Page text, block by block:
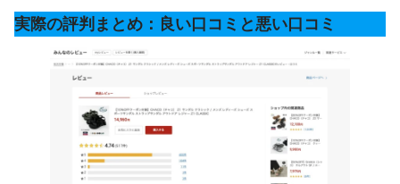
実際の評判まとめ：良い口コミと悪い口コミ